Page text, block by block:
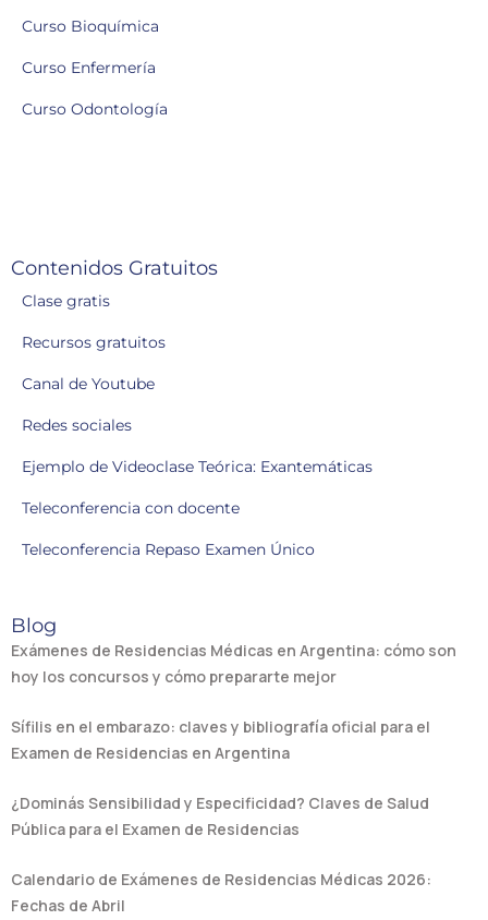
Curso Bioquímica
Curso Enfermería
Curso Odontología
Contenidos Gratuitos
Clase gratis
Recursos gratuitos
Canal de Youtube
Redes sociales
Ejemplo de Videoclase Teórica: Exantemáticas
Teleconferencia con docente
Teleconferencia Repaso Examen Único
Blog
Exámenes de Residencias Médicas en Argentina: cómo son
hoy los concursos y cómo prepararte mejor
Sífilis en el embarazo: claves y bibliografía oficial para el
Examen de Residencias en Argentina
¿Dominás Sensibilidad y Especificidad? Claves de Salud
Pública para el Examen de Residencias
Calendario de Exámenes de Residencias Médicas 2026:
Fechas de Abril